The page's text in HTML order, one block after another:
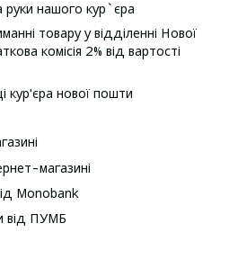
руки нашого кур`єра
товару у відділенні Нової
комісія 2% від вартості
кур'єра нової пошти
магазині
Monobank
від ПУМБ